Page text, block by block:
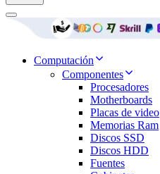
Computación
Componentes
Procesadores
Motherboards
Placas de video
Memorias Ram
Discos SSD
Discos HDD
Fuentes